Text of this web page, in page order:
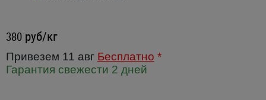
380 руб/кг
Привезем 11 авг Бесплатно *
Гарантия свежести 2 дней